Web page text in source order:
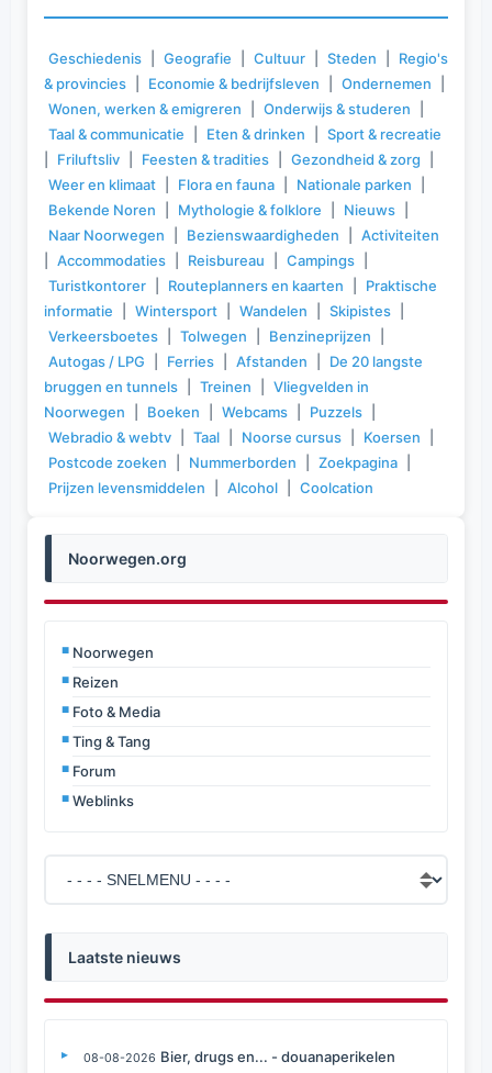
Noorwegen.org
Noorwegen
Reizen
Foto & Media
Ting & Tang
Forum
Weblinks
Laatste nieuws
08-08-2026 Bier, drugs en... - douanaperikelen
Geschiedenis Geografie Cultuur Steden
Regio's
& provincies
Economie & bedrijfsleven Ondernemen
Wonen, werken & emigreren
Onderwijs & studeren
Taal & communicatie
Eten & drinken
Sport & recreatie
Friluftsliv Feesten & tradities Gezondheid & zorg
Weer en klimaat
Flora en fauna Nationale parken
Bekende Noren
Mythologie & folklore Nieuws
Naar Noorwegen
Bezienswaardigheden
Activiteiten
Accommodaties Reisbureau Campings
Turistkontorer
Routeplanners en kaarten
Praktische
informatie
Wintersport Wandelen Skipistes
Verkeersboetes
Tolwegen Benzineprijzen
Autogas / LPG
Ferries Afstanden
De 20 langste
bruggen en tunnels
Treinen
Vliegvelden in
Noorwegen
Boeken Webcams Puzzels
Webradio & webtv
Taal Noorse cursus Koersen
Postcode zoeken
Nummerborden Zoekpagina
Prijzen levensmiddelen
Alcohol Coolcation